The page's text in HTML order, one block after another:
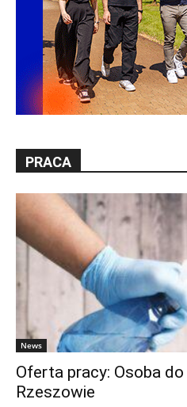
PRACA
News
Oferta pracy: Osoba
Rzeszowie